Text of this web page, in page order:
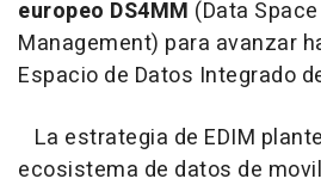
europeo DS4MM (Data
Management) para avanzar
Espacio de Datos Integrado
La estrategia de EDIM
ecosistema de datos de